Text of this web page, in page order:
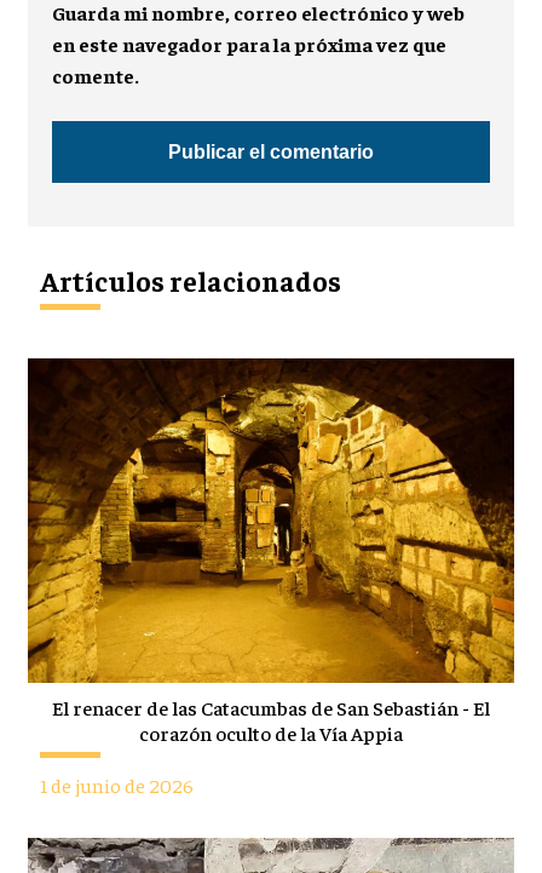
Guarda mi nombre, correo electrónico y web
en este navegador para la próxima vez que
comente.
Artículos relacionados
El renacer de las Catacumbas de San Sebastián - El
corazón oculto de la Vía Appia
1 de junio de 2026